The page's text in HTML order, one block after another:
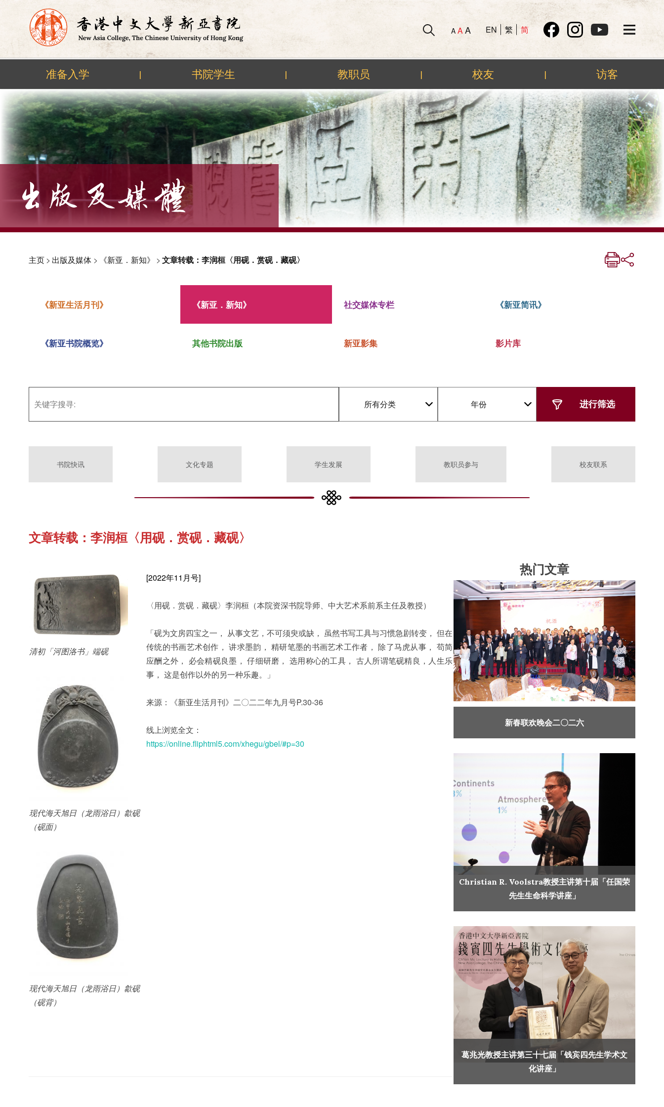
Skip
content
A AA EN 繁 简
准备入学 | 书院学生 | 教职员 | 校友 | 访客
主页> 出版及媒体 > 《新亚．新知》 > 文章转载：李润桓〈用砚．赏砚．藏砚〉
《新亚生活月刊》 《新亚．新知》 社交媒体专栏 《新亚简讯》
《新亚书院概览》 其他书院出版 新亚影集 影片库
所有分类 年份
书院快讯 文化专题 学生发展 教职员参与 校友联系
文章转载：李润桓〈用砚．赏砚．藏砚〉
清初「河图洛书」端砚
现代海天旭日（龙雨浴日）歙砚
（砚面）
现代海天旭日（龙雨浴日）歙砚
（砚背）
[2022年11月号]
〈用砚．赏砚．藏砚〉李润桓（本院资深书院导师、中大艺术系前系主任及教授）
「砚为文房四宝之一， 从事文艺，不可须臾或缺， 虽然书写工具与习惯急剧转变， 但在
传统的书画艺术创作， 讲求墨韵， 精研笔墨的书画艺术工作者， 除了马虎从事， 苟简
应酬之外， 必会精砚良墨， 仔细研磨， 选用称心的工具， 古人所谓笔砚精良，人生乐
事， 这是创作以外的另一种乐趣。」
来源：《新亚生活月刊》二〇二二年九月号P.30-36
线上浏览全文：
https://online.fliphtml5.com/xhegu/gbel/#p=30
热门文章
新春联欢晚会二〇二六
Christian R. Voolstra教授主讲第十届「任国荣
先生生命科学讲座」
葛兆光教授主讲第三十七届「钱宾四先生学术文
化讲座」